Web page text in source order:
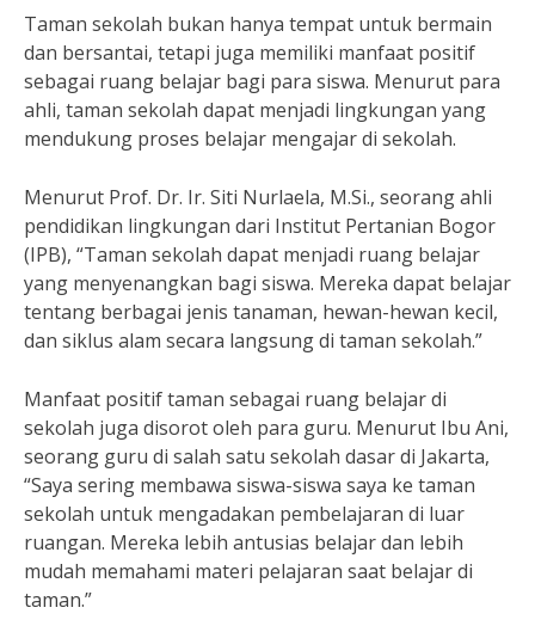
Taman sekolah bukan hanya tempat untuk bermain
dan bersantai, tetapi juga memiliki manfaat positif
sebagai ruang belajar bagi para siswa. Menurut para
ahli, taman sekolah dapat menjadi lingkungan yang
mendukung proses belajar mengajar di sekolah.
Menurut Prof. Dr. Ir. Siti Nurlaela, M.Si., seorang ahli
pendidikan lingkungan dari Institut Pertanian Bogor
(IPB), “Taman sekolah dapat menjadi ruang belajar
yang menyenangkan bagi siswa. Mereka dapat belajar
tentang berbagai jenis tanaman, hewan-hewan kecil,
dan siklus alam secara langsung di taman sekolah.”
Manfaat positif taman sebagai ruang belajar di
sekolah juga disorot oleh para guru. Menurut Ibu Ani,
seorang guru di salah satu sekolah dasar di Jakarta,
“Saya sering membawa siswa-siswa saya ke taman
sekolah untuk mengadakan pembelajaran di luar
ruangan. Mereka lebih antusias belajar dan lebih
mudah memahami materi pelajaran saat belajar di
taman.”